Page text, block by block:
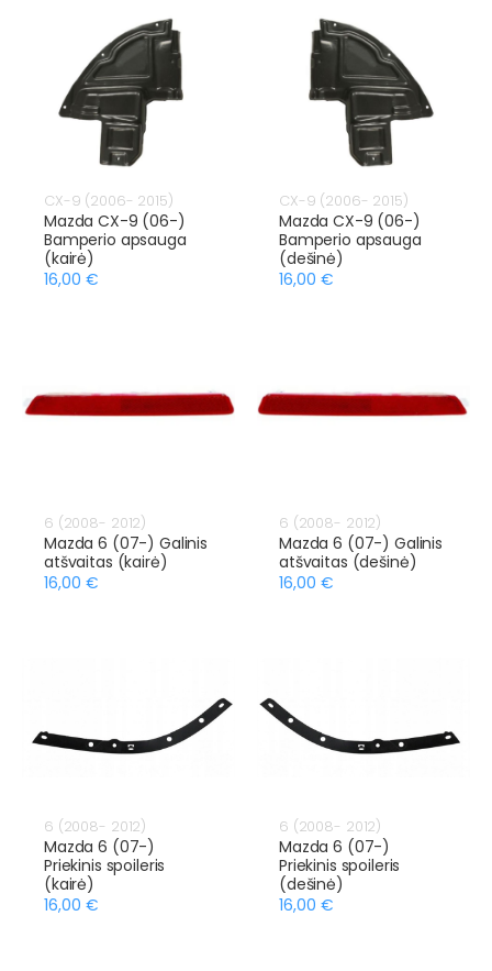
CX-9 (2006- 2015)
Mazda CX-9 (06-)
Bamperio apsauga
(kairė)
16,00 €
CX-9 (2006- 2015)
Mazda CX-9 (06-)
Bamperio apsauga
(dešinė)
16,00 €
6 (2008- 2012)
Mazda 6 (07-) Galinis
atšvaitas (kairė)
16,00 €
6 (2008- 2012)
Mazda 6 (07-) Galinis
atšvaitas (dešinė)
16,00 €
6 (2008- 2012)
Mazda 6 (07-)
Priekinis spoileris
(kairė)
16,00 €
6 (2008- 2012)
Mazda 6 (07-)
Priekinis spoileris
(dešinė)
16,00 €